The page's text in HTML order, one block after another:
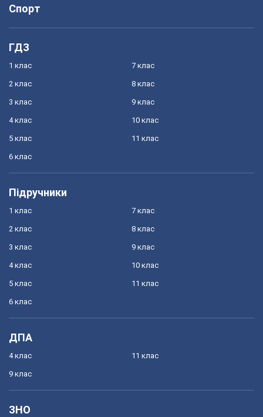
Спорт
ГДЗ
1 клас
2 клас
3 клас
4 клас
5 клас
6 клас
7 клас
8 клас
9 клас
10 клас
11 клас
Підручники
1 клас
2 клас
3 клас
4 клас
5 клас
6 клас
7 клас
8 клас
9 клас
10 клас
11 клас
ДПА
4 клас
9 клас
11 клас
ЗНО